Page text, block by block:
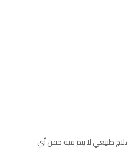
طبيعي لا يتم فيه حقن أي